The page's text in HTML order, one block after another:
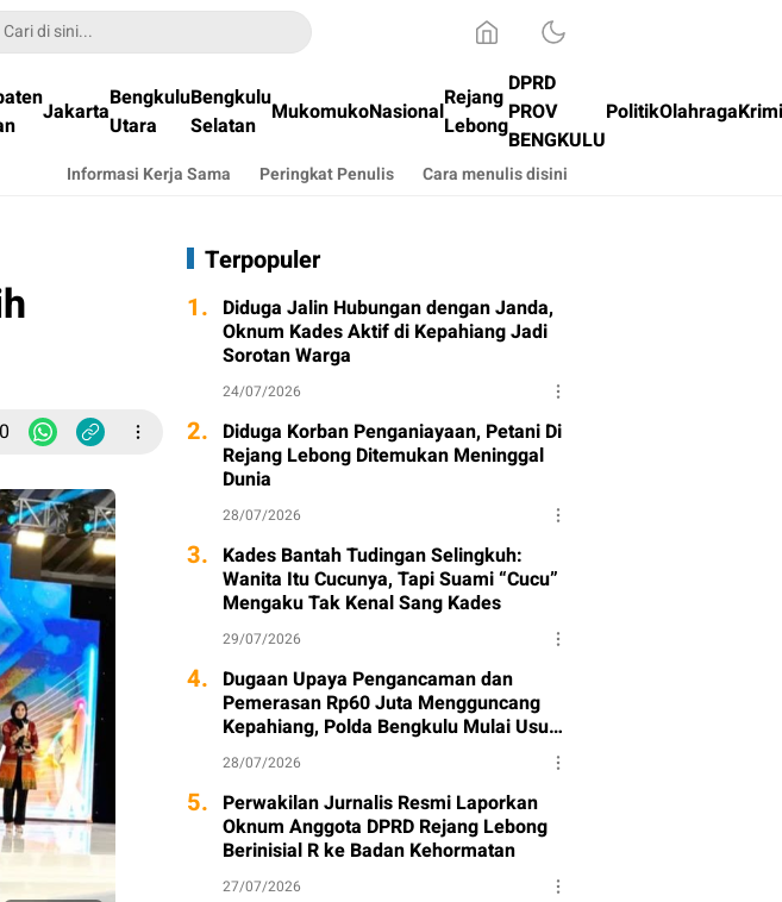
JakartaBengkulu
Utara
Bengkulu
Selatan MukomukoNasionalRejang
Lebong
DPRD
PROV
BENGKULU
PolitikOlahraga
Informasi Kerja Sama Peringkat Penulis Cara menulis disini
0
Terpopuler
1. Diduga Jalin Hubungan dengan Janda,
Oknum Kades Aktif di Kepahiang Jadi
Sorotan Warga
24/07/2026
2. Diduga Korban Penganiayaan, Petani Di
Rejang Lebong Ditemukan Meninggal
Dunia
28/07/2026
3. Kades Bantah Tudingan Selingkuh:
Wanita Itu Cucunya, Tapi Suami “Cucu”
Mengaku Tak Kenal Sang Kades
29/07/2026
4. Dugaan Upaya Pengancaman dan
Pemerasan Rp60 Juta Mengguncang
Kepahiang, Polda Bengkulu Mulai Usut
Kasus
28/07/2026
5. Perwakilan Jurnalis Resmi Laporkan
Oknum Anggota DPRD Rejang Lebong
Berinisial R ke Badan Kehormatan
27/07/2026